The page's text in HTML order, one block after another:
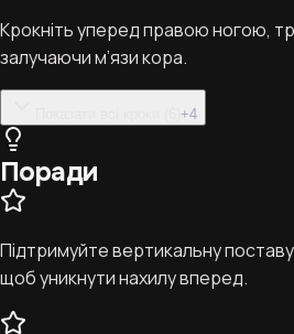
Крокніть уперед правою ногою,
залучаючи м’язи кора.
+4
Поради
Підтримуйте вертикальну
щоб уникнути нахилу вперед.